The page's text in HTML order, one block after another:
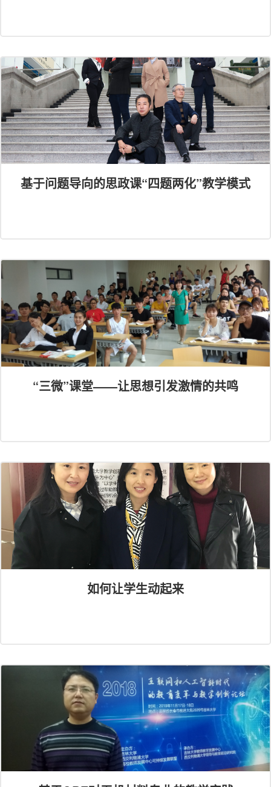
基于问题导向的思政课“四题两化”教学模式
“三微”课堂——让思想引发激情的共鸣
如何让学生动起来